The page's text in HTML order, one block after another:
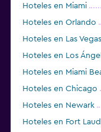
Hoteles en Miami
Hoteles en Orlando
Hoteles en Las Vegas
Hoteles en Los
Hoteles en Miami
Hoteles en Chicago
Hoteles en Newark
Hoteles en Fort